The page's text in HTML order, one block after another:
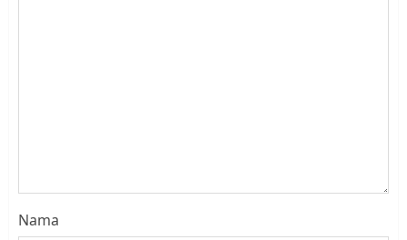
Nama